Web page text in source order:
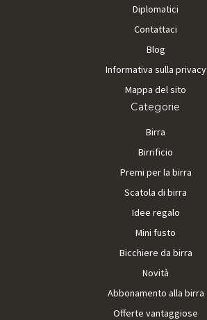
Diplomatici
Contattaci
Blog
Informativa sulla privacy
Mappa del sito
Categorie
Birra
Birrificio
Premi per la birra
Scatola di birra
Idee regalo
Mini fusto
Bicchiere da birra
Novità
Abbonamento alla birra
Offerte vantaggiose